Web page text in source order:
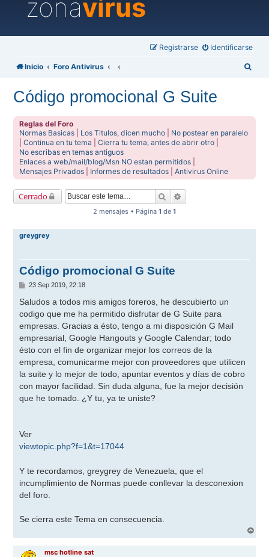
zonavirus
Identificarse
Registrarse
Inicio Foro Antivirus
Código promocional G Suite
Reglas del Foro
Normas Basicas
Los Titulos, dicen mucho
No postear en paralelo
|Continua en tu tema |Cierra tu tema, antes de abrir otro
No escribas en temas antiguos
Enlaces a web/mail/blog/Msn NO estan permitidos
Mensajes Privados
Informes de resultados |Antivirus Online
Cerrado Buscar
2 mensajes • Página 1 de 1
greygrey
Código promocional G Suite
M
n
a
j
e
23 Sep 2019, 22:18
Saludos a todos mis amigos foreros, he descubierto un
codigo que me ha permitido disfrutar de G Suite para
empresas. Gracias a ésto, tengo a mi disposición G Mail
empresarial, Google Hangouts y Google Calendar; todo
ésto con el fin de organizar mejor los correos de la
empresa, comunicarme mejor con proveedores que utilicen
la suite y lo mejor de todo, apuntar eventos y días de cobro
con mayor facilidad. Sin duda alguna, fue la mejor decisión
que he tomado. ¿Y tu, ya te uniste?
Ver
viewtopic.php?f=1&t=17044
Y te recordamos, greygrey de Venezuela, que el
incumplimiento de Normas puede conllevar la desconexion
del foro.
Se cierra este Tema en consecuencia.
r
msc hotline sat